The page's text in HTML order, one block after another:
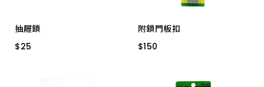
抽屜鎖
$25
$25
附鎖門板扣
$150
$150